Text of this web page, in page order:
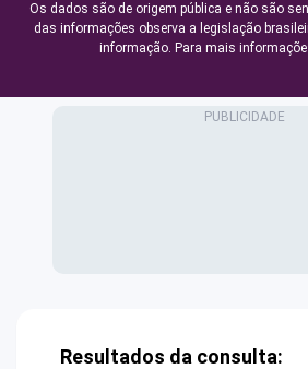
Os dados são de origem pública e não são
das informações observa a legislação
informação. Para mais
Resultados da consulta: